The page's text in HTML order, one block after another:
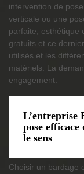
intervention de
verticale ou une
parfaite, esthétique
gratuits et ce
utilisés et les
matériels. La
engagement.
L’entreprise
pose
le sens
Choisir un bardage